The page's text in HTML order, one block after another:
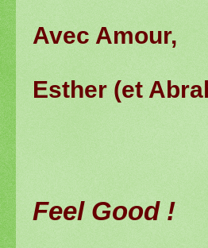
Avec Amour,
Esther (et
Feel Good !